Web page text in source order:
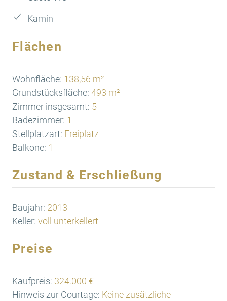
Kamin
Flächen
Wohnfläche: 138,56 m²
Grundstücksfläche: 493 m²
Zimmer insgesamt: 5
Badezimmer: 1
Stellplatzart: Freiplatz
Balkone: 1
Zustand & Erschließung
Baujahr: 2013
Keller: voll unterkellert
Preise
Kaufpreis: 324.000 €
Hinweis zur Courtage: Keine zusätzliche